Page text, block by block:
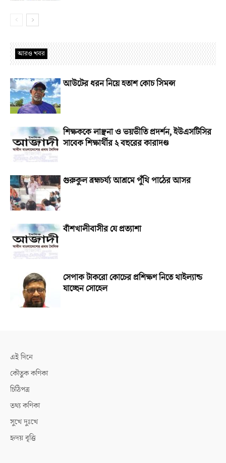
আরও খবর
আউটের ধরন নিয়ে হতাশ কোচ সিমন্স
শিক্ষককে লাঞ্ছনা ও ভয়ভীতি প্রদর্শন, ইউএসটিসির
সাবেক শিক্ষার্থীর ২ বছরের কারাদণ্ড
গুরুকুল ব্রহ্মচর্য্য আশ্রমে পুঁথি পাঠের আসর
বাঁশখালীবাসীর যে প্রত্যাশা
সেপাক টাকরো কোচের প্রশিক্ষণ নিতে থাইল্যান্ড
যাচ্ছেন সোহেল
এই দিনে
কৌতুক কণিকা
চিঠিপত্র
তথ্য কণিকা
সুখে দুঃখে
হৃদয় বৃত্তি